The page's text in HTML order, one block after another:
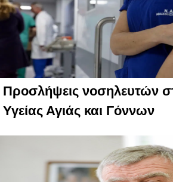
Προσλήψεις νοσηλευτών
Υγείας Αγιάς και Γόννων